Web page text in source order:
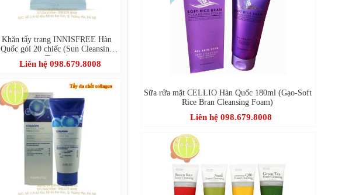
Khăn tẩy trang INNISFREE Hàn
Quốc gói 20 chiếc (Sun Cleansing
Tissue)
Liên hệ 098.679.8008
Sữa rửa mặt CELLIO Hàn Quốc 180ml (Gạo-Soft
Rice Bran Cleansing Foam)
Liên hệ 098.679.8008